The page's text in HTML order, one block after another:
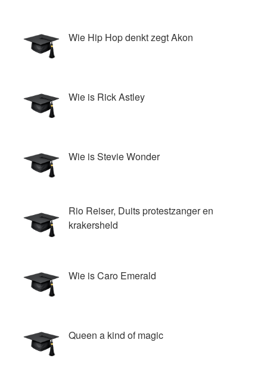
Wie Hip Hop denkt zegt Akon
Wie is Rick Astley
Wie is Stevie Wonder
Rio Reiser, Duits protestzanger en
krakersheld
Wie is Caro Emerald
Queen a kind of magic